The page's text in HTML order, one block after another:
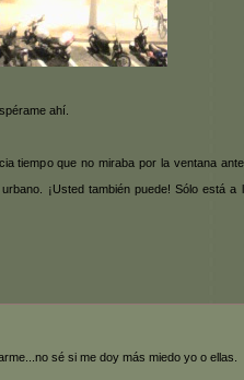
ahí.
tiempo que no miraba por la ventana
¡Usted también puede! Sólo está a
sé si me doy más miedo yo o ellas.